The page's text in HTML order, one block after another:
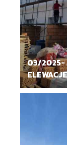
03/2025-
ELEWACJE